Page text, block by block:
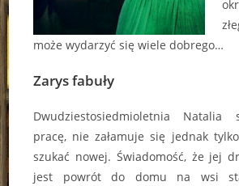
może wydarzyć się wiele dobrego…
Zarys fabuły
Dwudziestosiedmioletnia Natalia
pracę, nie załamuje się jednak
szukać nowej. Świadomość, że jej
jest powrót do domu na wsi